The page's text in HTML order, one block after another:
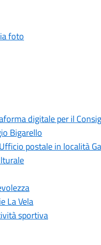
foto
digitale per il
Bigarello
postale in località
La Vela
sportiva